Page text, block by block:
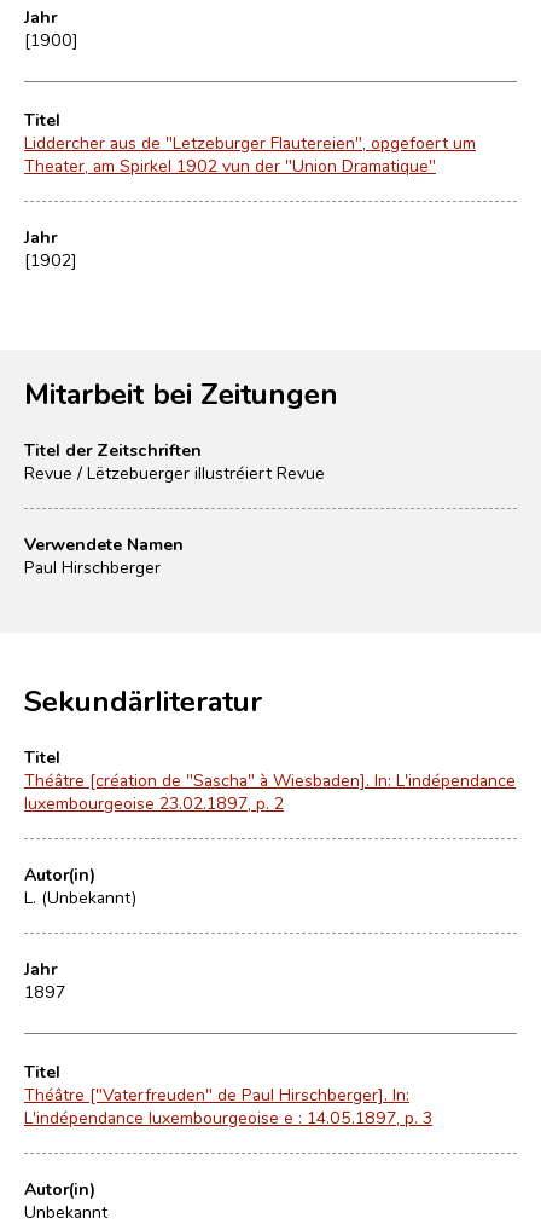
Jahr
[1900]
Titel
Liddercher aus de "Letzeburger Flautereien", opgefoert um
Theater, am Spirkel 1902 vun der "Union Dramatique"
Jahr
[1902]
Mitarbeit bei Zeitungen
Titel der Zeitschriften
Revue / Lëtzebuerger illustréiert Revue
Verwendete Namen
Paul Hirschberger
Sekundärliteratur
Titel
Théâtre [création de "Sascha" à Wiesbaden]. In: L'indépendance
luxembourgeoise 23.02.1897, p. 2
Autor(in)
L. (Unbekannt)
Jahr
1897
Titel
Théâtre ["Vaterfreuden" de Paul Hirschberger]. In:
L'indépendance luxembourgeoise e : 14.05.1897, p. 3
Autor(in)
Unbekannt